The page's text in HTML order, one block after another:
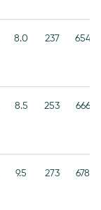
8.0 237 654
8.5 253 666
9.5 273 678